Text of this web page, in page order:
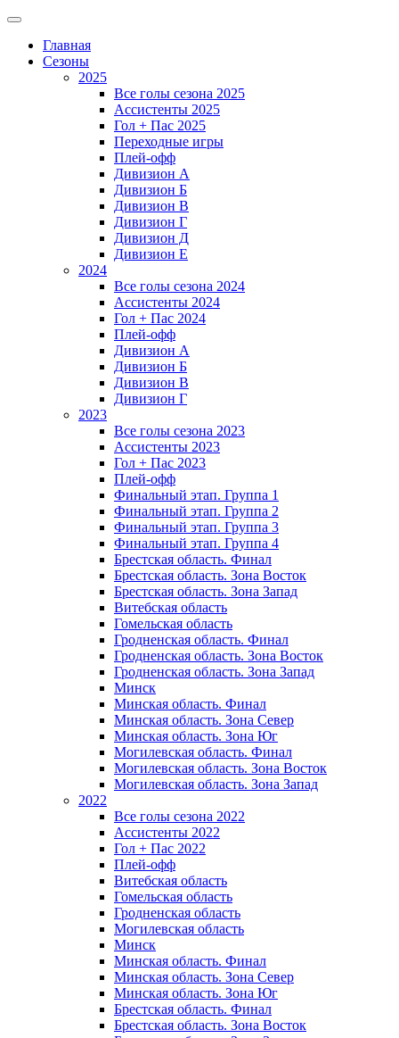
Главная
Сезоны
2025
Все голы сезона 2025
Ассистенты 2025
Гол + Пас 2025
Переходные игры
Плей-офф
Дивизион A
Дивизион Б
Дивизион В
Дивизион Г
Дивизион Д
Дивизион Е
2024
Все голы сезона 2024
Ассистенты 2024
Гол + Пас 2024
Плей-офф
Дивизион A
Дивизион Б
Дивизион В
Дивизион Г
2023
Все голы сезона 2023
Ассистенты 2023
Гол + Пас 2023
Плей-офф
Финальный этап. Группа 1
Финальный этап. Группа 2
Финальный этап. Группа 3
Финальный этап. Группа 4
Брестская область. Финал
Брестская область. Зона Восток
Брестская область. Зона Запад
Витебская область
Гомельская область
Гродненская область. Финал
Гродненская область. Зона Восток
Гродненская область. Зона Запад
Минск
Минская область. Финал
Минская область. Зона Север
Минская область. Зона Юг
Могилевская область. Финал
Могилевская область. Зона Восток
Могилевская область. Зона Запад
2022
Все голы сезона 2022
Ассистенты 2022
Гол + Пас 2022
Плей-офф
Витебская область
Гомельская область
Гродненская область
Могилевская область
Минск
Mинская область. Финал
Минская область. Зона Север
Минская область. Зона Юг
Брестская область. Финал
Брестская область. Зона Восток